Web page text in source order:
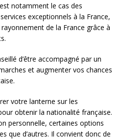
notamment le cas des
exceptionnels à la France,
de la France grâce à
d’être accompagné par un
et augmenter vos chances
votre lanterne sur les
obtenir la nationalité française.
personnelle, certaines options
que d’autres. Il convient donc de